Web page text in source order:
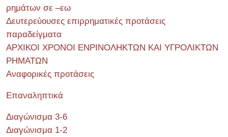
ρημάτων σε –εω
Δευτερεύουσες επιρρηματικές προτάσεις
παραδείγματα
ΑΡΧΙΚΟΙ ΧΡΟΝΟΙ ΕΝΡΙΝΟΛΗΚΤΩΝ ΚΑΙ ΥΓΡΟΛΙΚΤΩΝ
ΡΗΜΑΤΩΝ
Αναφορικές προτάσεις
Επαναληπτικά
Διαγώνισμα 3-6
Διαγώνισμα 1-2